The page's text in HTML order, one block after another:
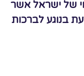
של ישראל אשר
בנוגע לברכות